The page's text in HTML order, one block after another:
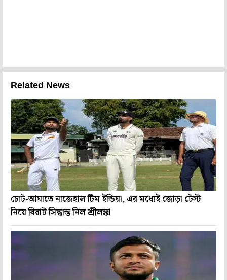
Related News
চোট-আঘাতে নাজেহাল টিম ইন্ডিয়া, এর মধ্যেই জোড়া টেস্ট
নিয়ে বিরাট সিদ্ধান্ত নিল শ্রীলঙ্কা